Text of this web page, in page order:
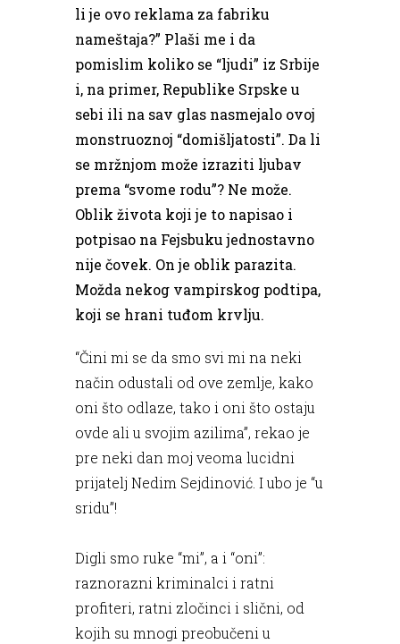
li je ovo reklama za fabriku
nameštaja?” Plaši me i da
pomislim koliko se “ljudi” iz Srbije
i, na primer, Republike Srpske u
sebi ili na sav glas nasmejalo ovoj
monstruoznoj “domišljatosti”. Da li
se mržnjom može izraziti ljubav
prema “svome rodu”? Ne može.
Oblik života koji je to napisao i
potpisao na Fejsbuku jednostavno
nije čovek. On je oblik parazita.
Možda nekog vampirskog podtipa,
koji se hrani tuđom krvlju.
“Čini mi se da smo svi mi na neki
način odustali od ove zemlje, kako
oni što odlaze, tako i oni što ostaju
ovde ali u svojim azilima”, rekao je
pre neki dan moj veoma lucidni
prijatelj Nedim Sejdinović. I ubo je “u
sridu”!
Digli smo ruke “mi”, a i “oni”:
raznorazni kriminalci i ratni
profiteri, ratni zločinci i slični, od
kojih su mnogi preobučeni u